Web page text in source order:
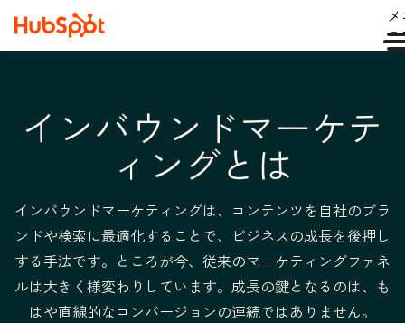
インバウンドマーケテ
ィングとは
インバウンドマーケティングは、コンテンツを自社のブラ
ンドや検索に最適化することで、ビジネスの成長を後押し
する手法です。ところが今、従来のマーケティングファネ
ルは大きく様変わりしています。成長の鍵となるのは、も
はや直線的なコンバージョンの連続ではありません。